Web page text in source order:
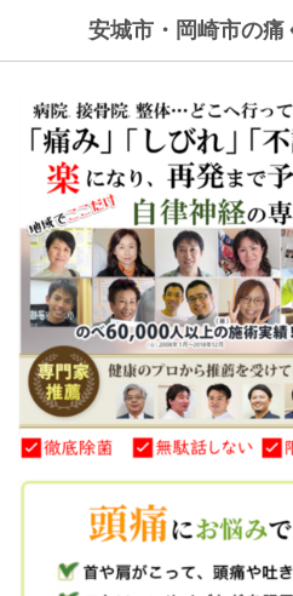
安城市・岡崎市の痛